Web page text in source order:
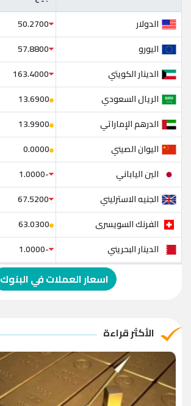
الدولار
50.2700
اليورو
57.8800
الدينار الكويتي
163.4000
الريال السعودي
13.6900
الدرهم الإماراتي
13.9900
اليوان الصيني
0.0000
الين الياباني
-1.0000
الجنيه الاسترليني
67.5200
الفرنك السويسرى
63.0300
الدينار البحريني
-1.0000
الدولار الإسترالي
-1.0000
الريال القطري
الدينار الأردني
-1.0000
اسعار العملات في البنوك
الأكثر قراءة